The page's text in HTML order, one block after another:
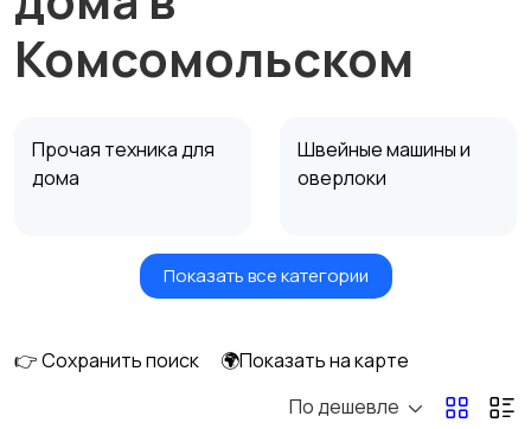
Комсомольском
Прочая техника для
дома
Швейные машины и
оверлоки
Пылесосы
Показать все категории
👉 Сохранить поиск
🌍Показать на карте
По дешевле